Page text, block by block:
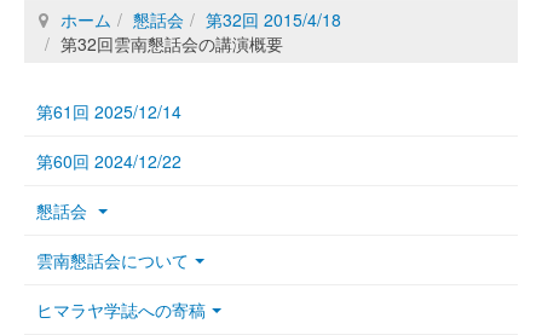
ホーム 懇話会
第32回 2015/4/18
第32回雲南懇話会の講演概要
第61回 2025/12/14
第60回 2024/12/22
懇話会
雲南懇話会について
ヒマラヤ学誌への寄稿